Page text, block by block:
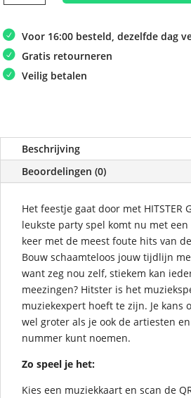
Pleasures
Voor 16:00 besteld, dezelfde dag
Gratis retourneren
Veilig betalen
Beschrijving
Beoordelingen (0)
Het feestje gaat door met HITSTER
leukste party spel komt nu met
keer met de meest foute hits van
Bouw schaamteloos jouw tijdlijn
want zeg nou zelf, stiekem kan
meezingen? Hitster is het
muziekexpert hoeft te zijn. Je kans
wel groter als je ook de artiesten
nummer kunt noemen.
Zo speel je het:
Kies een muziekkaart en scan de